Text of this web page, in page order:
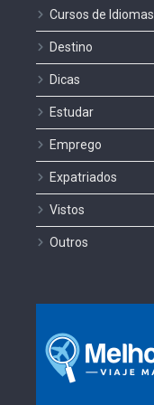
Cursos de Idiomas
Destino
Dicas
Estudar
Emprego
Expatriados
Vistos
Outros